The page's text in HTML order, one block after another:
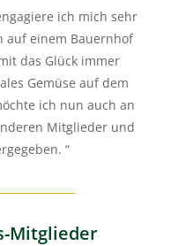
ich mich sehr
auf einem Bauernhof
das Glück immer
Gemüse auf dem
ich nun auch an
Mitglieder und
“
Mitglieder